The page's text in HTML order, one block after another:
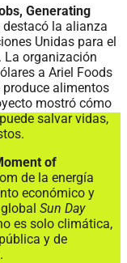
Generating
destacó la alianza
Unidas para el
La organización
a Ariel Foods
alimentos
mostró cómo
salvar vidas,
of
de la energía
económico y
Sun Day
es solo climática,
y de